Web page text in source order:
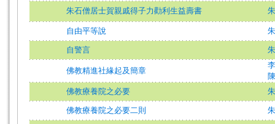
朱石僧居士賀親戚得子力勸利生益壽書
自由平等說
自警言
佛教精進社緣起及簡章
佛教療養院之必要
佛教療養院之必要二則